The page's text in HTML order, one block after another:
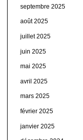
septembre 2025
août 2025
juillet 2025
juin 2025
mai 2025
avril 2025
mars 2025
février 2025
janvier 2025